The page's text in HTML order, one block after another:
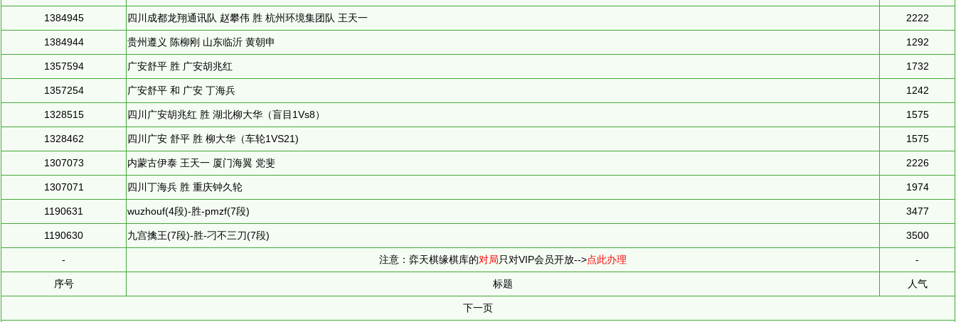
1384945 四川成都龙翔通讯队 赵攀伟 胜 杭州环境集团队 王天一 2222
1384944 贵州遵义 陈柳刚 山东临沂 黄朝申 1292
1357594 广安舒平 胜 广安胡兆红 1732
1357254 广安舒平 和 广安 丁海兵 1242
1328515 四川广安胡兆红 胜 湖北柳大华（盲目1Vs8） 1575
1328462 四川广安 舒平 胜 柳大华（车轮1VS21) 1575
1307073 内蒙古伊泰 王天一 厦门海翼 党斐 2226
1307071 四川丁海兵 胜 重庆钟久轮 1974
1190631 wuzhouf(4段)-胜-pmzf(7段) 3477
1190630 九宫擒王(7段)-胜-刁不三刀(7段) 3500
- 注意：弈天棋缘棋库的对局只对VIP会员开放-->点此办理 -
序号 标题 人气
下一页